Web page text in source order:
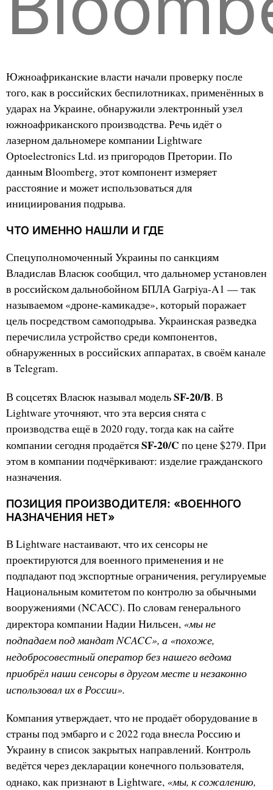
Южноафриканские власти начали проверку после
того, как в российских беспилотниках, применённых в
ударах на Украине, обнаружили электронный узел
южноафриканского производства. Речь идёт о
лазерном дальномере компании Lightware
Optoelectronics Ltd. из пригородов Претории. По
данным Bloomberg, этот компонент измеряет
расстояние и может использоваться для
инициирования подрыва.
ЧТО ИМЕННО НАШЛИ И ГДЕ
Спецуполномоченный Украины по санкциям
Владислав Власюк сообщил, что дальномер установлен
в российском дальнобойном БПЛА Garpiya-A1 — так
называемом «дроне-камикадзе», который поражает
цель посредством самоподрыва. Украинская разведка
перечислила устройство среди компонентов,
обнаруженных в российских аппаратах, в своём канале
в Telegram.
В соцсетях Власюк называл модельSF-20/B. В
Lightware уточняют, что эта версия снята с
производства ещё в 2020 году, тогда как на сайте
компании сегодня продаётсяSF-20/C по цене $279. При
этом в компании подчёркивают: изделие гражданского
назначения.
ПОЗИЦИЯ ПРОИЗВОДИТЕЛЯ: «ВОЕННОГО
НАЗНАЧЕНИЯ НЕТ»
В Lightware настаивают, что их сенсоры не
проектируются для военного применения и не
подпадают под экспортные ограничения, регулируемые
Национальным комитетом по контролю за обычными
вооружениями (NCACC). По словам генерального
директора компании Надии Нильсен, «мы не
подпадаем под мандат NCACC», а «похоже,
недобросовестный оператор без нашего ведома
приобрёл наши сенсоры в другом месте и незаконно
использовал их в России».
Компания утверждает, что не продаёт оборудование в
страны под эмбарго и с 2022 года внесла Россию и
Украину в список закрытых направлений. Контроль
ведётся через декларации конечного пользователя,
однако, как признают в Lightware, «мы, к сожалению,